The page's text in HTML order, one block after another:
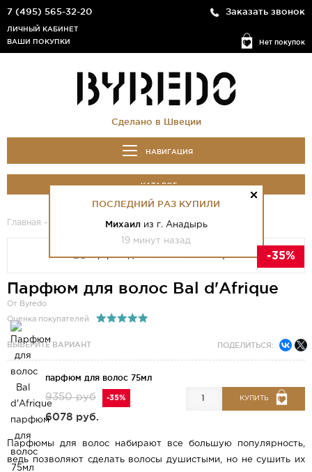
7 (495) 565-32-20 Заказать звонок
Нет покупок
ЛИЧНЫЙ КАБИНЕТ
ВАШИ ПОКУПКИ
Сделано в Швеции
НАВИГАЦИЯ
КАТАЛОГ
Главная - - Парфюм для волос Bal d'Afrique
-35%
ПОСЛЕДНИЙ РАЗ КУПИЛИ
Михаил из г. Анадырь
19 минут назад
Парфюм для волос Bal d'Afrique
От Byredo
Оценка покупателей
ВЫБЕРИТЕ ВАРИАНТ ПОДЕЛИТЬСЯ:
парфюм для волос 75мл
9350 руб -35%
6078 руб.
КУПИТЬ
Парфюмы для волос набирают все большую популярность,
ведь позволяют сделать волосы душистыми, но не сушить их